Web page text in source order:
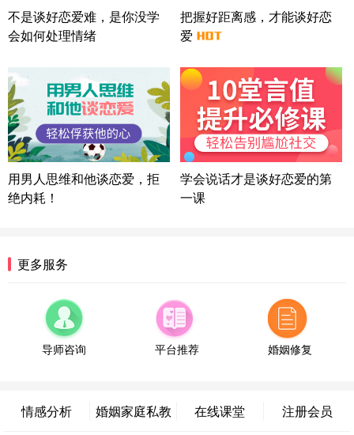
微信用户 Liberty 通过此页面咨询，已获得专属情感
方案
广东-广州 188****5632
湖北-武汉 135****7410
41分钟前
微信用户 困困魚? 通过此页面咨询，已获得专属情感
方案
陕西-西安 139****6283
3分钟前
情感方案
浙江-宁波 150****8921
福建-厦门 159****4462
53分钟前
微信用户 凌乱小羊 通过此页面咨询，已获得专属情
辽宁-大连 176****2843
39分钟前
不是谈好恋爱难，是你没学
会如何处理情绪
把握好距离感，才能谈好恋
爱
用男人思维和他谈恋爱，拒
绝内耗！
学会说话才是谈好恋爱的第
一课
更多服务
导师咨询 平台推荐 婚姻修复
情感分析 婚姻家庭私教 在线课堂 注册会员